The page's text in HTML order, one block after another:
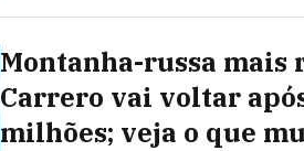
Montanha-russa mais
Carrero vai voltar
milhões; veja o que